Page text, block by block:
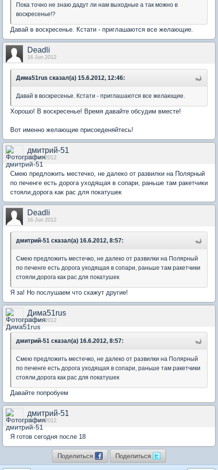
Пока точно не знаю дадут ли нам выходные а так можно в
воскресенье!?
Давай в воскресенье. Кстати - приглашаются все желающие.
Deadli
16 Jun 2012
Дима51rus сказал(а) 15.6.2012, 12:46:
Давай в воскресенье. Кстати - приглашаются все желающие.
Хорошо! В воскресенье! Время давайте обсудим вместе!
Вот именно желающие присоеденяйтесь!
дмитрий-51
16 Jun 2012
Смею предложить местечко, не далеко от развилки на Полярный
по печенге есть дорога уходящая в сопари, раньше там ракетчики
стояли,дорога как рас для покатушек
Deadli
16 Jun 2012
дмитрий-51 сказал(а) 16.6.2012, 8:57:
Смею предложить местечко, не далеко от развилки на Полярный
по печенге есть дорога уходящая в сопари, раньше там ракетчики
стояли,дорога как рас для покатушек
Я за! Но послушаем что скажут другие!
Дима51rus
16 Jun 2012
дмитрий-51 сказал(а) 16.6.2012, 8:57:
Смею предложить местечко, не далеко от развилки на Полярный
по печенге есть дорога уходящая в сопари, раньше там ракетчики
стояли,дорога как рас для покатушек
Давайте попробуем
дмитрий-51
16 Jun 2012
Я готов сегодня после 18
Поделиться Поделиться